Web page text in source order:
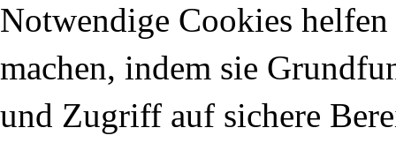
Notwendige Cookies
machen, indem sie
und Zugriff auf sichere